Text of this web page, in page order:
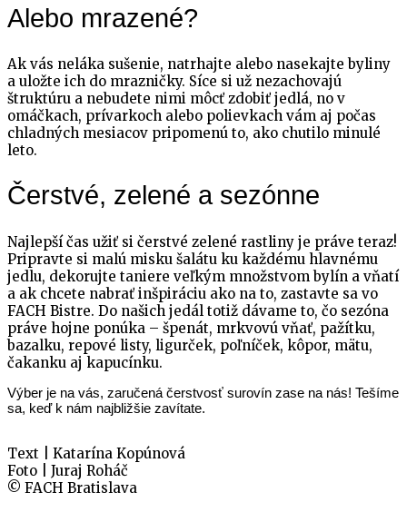
Alebo mrazené?
Ak vás neláka sušenie, natrhajte alebo nasekajte byliny
a uložte ich do mrazničky. Síce si už nezachovajú
štruktúru a nebudete nimi môcť zdobiť jedlá, no v
omáčkach, prívarkoch alebo polievkach vám aj počas
chladných mesiacov pripomenú to, ako chutilo minulé
leto.
Čerstvé, zelené a sezónne
Najlepší čas užiť si čerstvé zelené rastliny je práve teraz!
Pripravte si malú misku šalátu ku každému hlavnému
jedlu, dekorujte taniere veľkým množstvom bylín a vňatí
a ak chcete nabrať inšpiráciu ako na to, zastavte sa vo
FACH Bistre. Do našich jedál totiž dávame to, čo sezóna
práve hojne ponúka – špenát, mrkvovú vňať, pažítku,
bazalku, repové listy, ligurček, poľníček, kôpor, mätu,
čakanku aj kapucínku.
Výber je na vás, zaručená čerstvosť surovín zase na nás! Tešíme
sa, keď k nám najbližšie zavítate.
Text | Katarína Kopúnová
Foto | Juraj Roháč
© FACH Bratislava